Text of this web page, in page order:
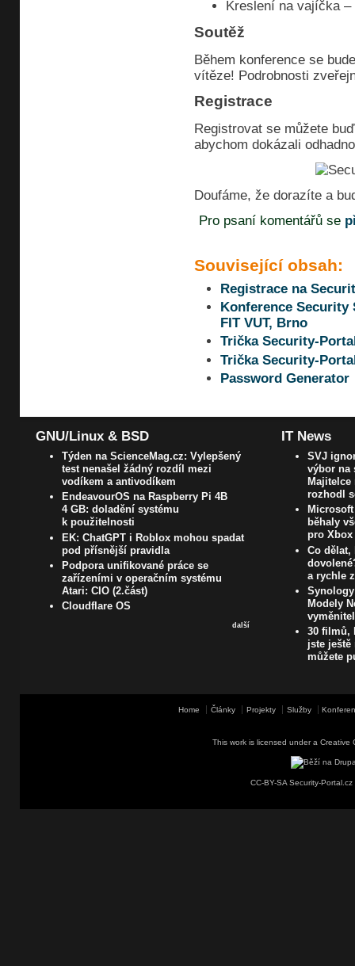
Kreslení na vajíčka –
Soutěž
Během konference se
vítěze! Podrobnosti
Registrace
Registrovat se můžete
abychom dokázali
Doufáme, že dorazíte a
Pro psaní komentářů se
Související obsah:
Registrace na
Konference Security
FIT VUT, Brno
Trička Security-
Trička Security-
Password Generator
GNU/Linux & BSD
Týden na ScienceMag.cz: Vylepšený
test nenašel žádný rozdíl mezi
vodíkem a antivodíkem
EndeavourOS na Raspberry Pi 4B
4 GB: doladění systému
k použitelnosti
EK: ChatGPT i Roblox mohou spadat
pod přísnější pravidla
Podpora unifikované práce se
zařízeními v operačním systému
Atari: CIO (2.část)
Cloudflare OS
další
IT News
SVJ
výbor na
rozhodl
běhaly
pro Xbox
Co dělat,
a rychle
Modely
30 filmů,
jste ještě
můžete
Home Články Projekty Služby
This work is licensed under a Creative
CC-BY-SA Security-